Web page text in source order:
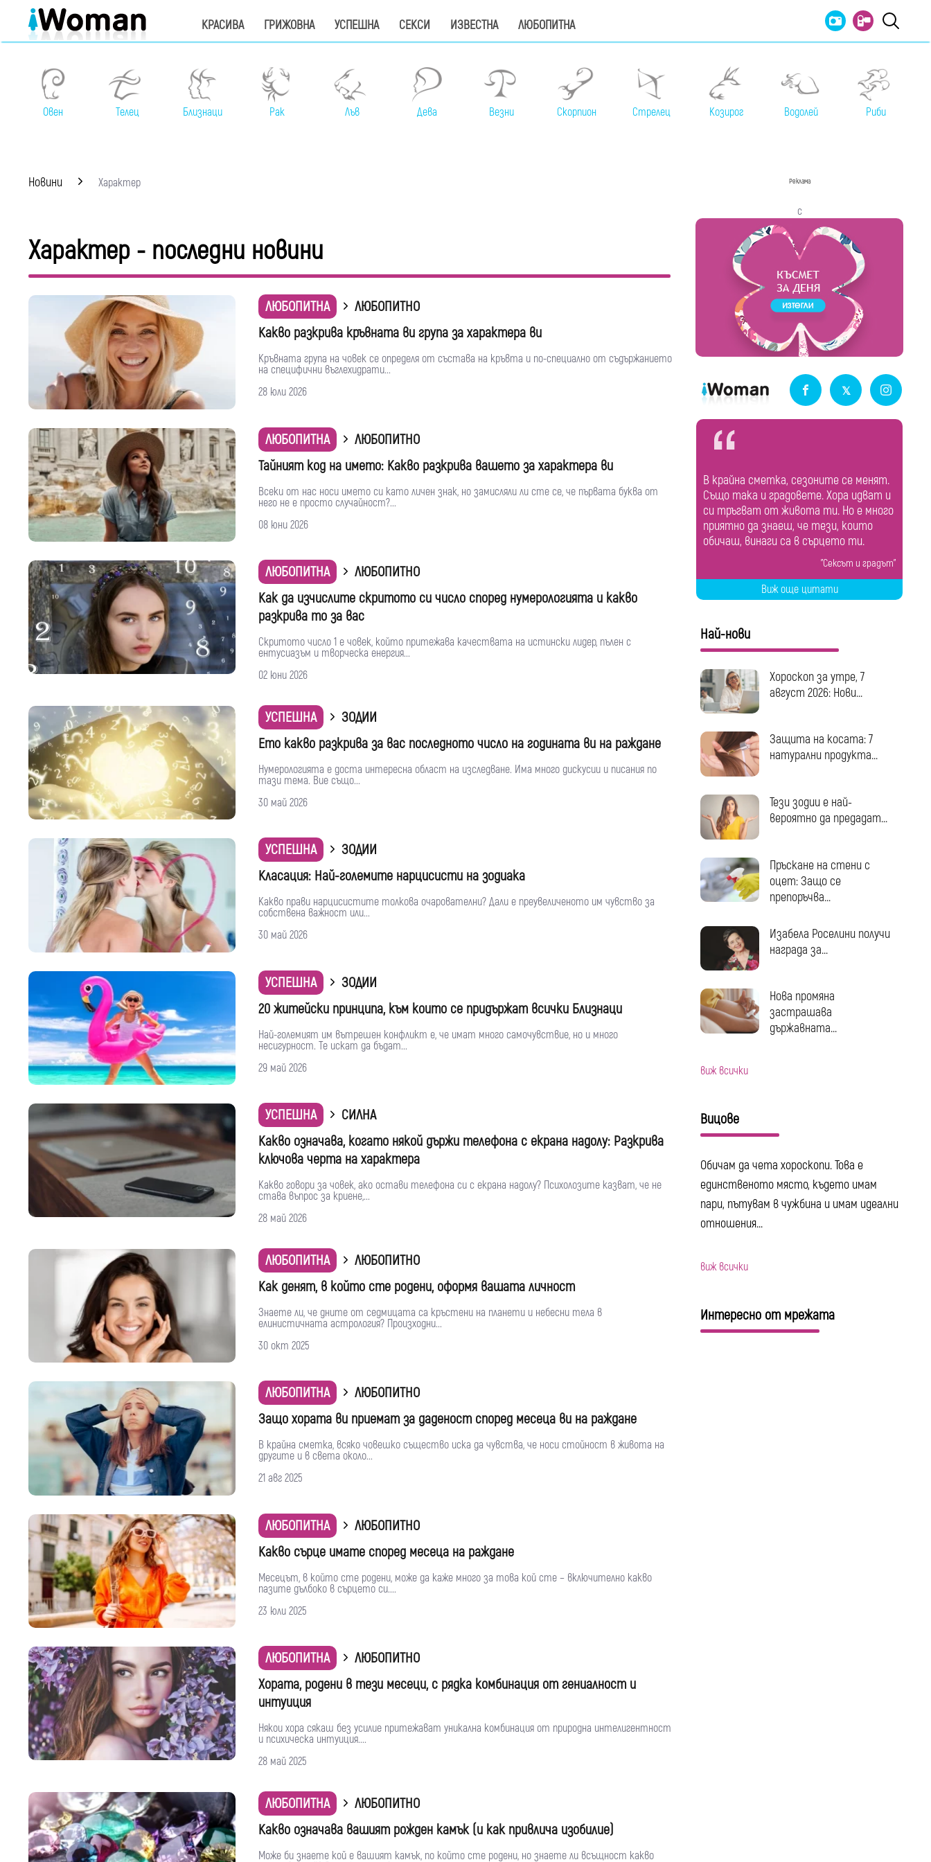
КРАСИВА ГРИЖОВНА УСПЕШНА СЕКСИ ИЗВЕСТНА ЛЮБОПИТНА
Овен Телец Близнаци Рак Лъв Дева Везни Скорпион Стрелец Козирог Водолей Риби
Новини Характер
Характер - последни новини
ЛЮБОПИТНА
ЛЮБОПИТНО
Какво разкрива кръвната ви група за характера ви
Кръвната група на човек се определя от състава на кръвта и по-специално от съдържанието
на специфични въглехидрати...
28 юли 2026
ЛЮБОПИТНА
ЛЮБОПИТНО
Тайният код на името: Какво разкрива вашето за характера ви
Всеки от нас носи името си като личен знак, но замисляли ли сте се, че първата буква от
него не е просто случайност?...
08 юни 2026
ЛЮБОПИТНА
ЛЮБОПИТНО
Как да изчислите скритото си число според нумерологията и какво
разкрива то за вас
Скритото число 1 е човек, който притежава качествата на истински лидер, пълен с
ентусиазъм и творческа енергия...
02 юни 2026
УСПЕШНА
ЗОДИИ
Ето какво разкрива за вас последното число на годината ви на раждане
Нумерологията е доста интересна област на изследване. Има много дискусии и писания по
тази тема. Вие също...
30 май 2026
УСПЕШНА
ЗОДИИ
Класация: Най-големите нарцисисти на зодиака
Какво прави нарцисистите толкова очарователни? Дали е преувеличеното им чувство за
собствена важност или...
30 май 2026
УСПЕШНА
ЗОДИИ
20 житейски принципа, към които се придържат всички Близнаци
Най-големият им вътрешен конфликт е, че имат много самочувствие, но и много
несигурност. Те искат да бъдат...
29 май 2026
УСПЕШНА
СИЛНА
Какво означава, когато някой държи телефона с екрана надолу: Разкрива
ключова черта на характера
Какво говори за човек, ако остави телефона си с екрана надолу? Психолозите казват, че не
става въпрос за криене,...
28 май 2026
ЛЮБОПИТНА
ЛЮБОПИТНО
Как денят, в който сте родени, оформя вашата личност
Знаете ли, че дните от седмицата са кръстени на планети и небесни тела в
елинистичната астрология? Произходни...
30 окт 2025
ЛЮБОПИТНА
ЛЮБОПИТНО
Защо хората ви приемат за даденост според месеца ви на раждане
В крайна сметка, всяко човешко същество иска да чувства, че носи стойност в живота на
другите и в света около...
21 авг 2025
ЛЮБОПИТНА
ЛЮБОПИТНО
Какво сърце имате според месеца на раждане
Месецът, в който сте родени, може да каже много за това кой сте – включително какво
пазите дълбоко в сърцето си....
23 юли 2025
ЛЮБОПИТНА
ЛЮБОПИТНО
Хората, родени в тези месеци, с рядка комбинация от гениалност и
интуиция
Някои хора сякаш без усилие притежават уникална комбинация от природна интелигентност
и психическа интуиция....
28 май 2025
ЛЮБОПИТНА
ЛЮБОПИТНО
Какво означава вашият рожден камък (и как привлича изобилие)
Може би знаете кой е вашият камък, по който сте родени, но знаете ли всъщност какво
Реклама
с
В крайна сметка, сезоните се менят.
Също така и градовете. Хора идват и
си тръгват от живота ти. Но е много
приятно да знаеш, че тези, които
обичаш, винаги са в сърцето ти.
"Сексът и градът"
Виж още цитати
Най-нови
Хороскоп за утре, 7
август 2026: Нови...
Защита на косата: 7
натурални продукта...
Тези зодии е най-
вероятно да предадат...
Пръскане на стени с
оцет: Защо се
препоръчва...
Изабела Роселини получи
награда за...
Нова промяна
застрашава
държавната...
виж всички
Вицове
Обичам да чета хороскопи. Това е
единственото място, където имам
пари, пътувам в чужбина и имам идеални
отношения...
виж всички
Интересно от мрежата